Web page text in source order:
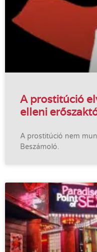
A prostitúció
elleni
A prostitúció nem
Beszámoló.